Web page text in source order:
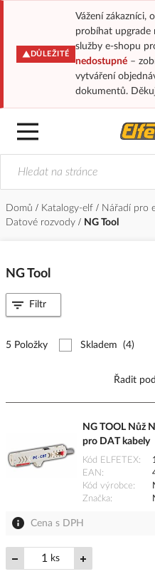
DŮLEŽITÉ
Vážení zákazníci,
probíhat upgrade
služby e-shopu
nedostupné–
vytváření
dokumentů.
Domů Katalogy-elf Nářadí pro
Datové rozvody
NG Tool
NG Tool
5 Položky Skladem (4)
Řadit
NG TOOL Nůž
pro DAT kabely
Kód ELFETEX
EAN
Kód výrobce
Značka
Cena s DPH
ks
Filtr